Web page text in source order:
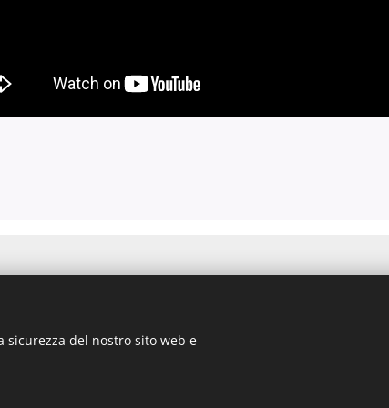
n. 03135881203 in data 05/07/2011- Cap.Soc. € 30.000,00 I.V.
del nostro sito web e